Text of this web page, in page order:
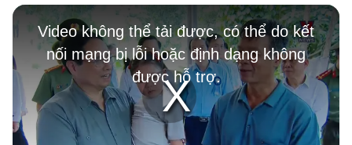
Play
This
a
window.
Video không thể tải được, có thể do kết
nối mạng bị lỗi hoặc định dạng không
được hỗ trợ.